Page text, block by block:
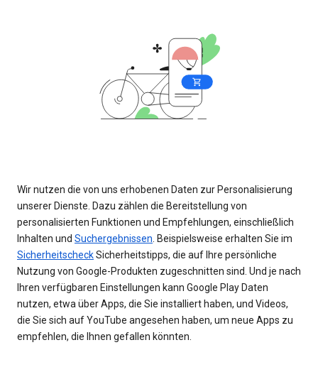
Wir nutzen die von uns erhobenen Daten zur Personalisierung
unserer Dienste. Dazu zählen die Bereitstellung von
personalisierten Funktionen und Empfehlungen, einschließlich
Inhalten und Suchergebnissen . Beispielsweise erhalten Sie im
SicherheitscheckSicherheitstipps, die auf Ihre persönliche
Nutzung von Google-Produkten zugeschnitten sind. Und je nach
Ihren verfügbaren Einstellungen kann Google Play Daten
nutzen, etwa über Apps, die Sie installiert haben, und Videos,
die Sie sich auf YouTube angesehen haben, um neue Apps zu
empfehlen, die Ihnen gefallen könnten.